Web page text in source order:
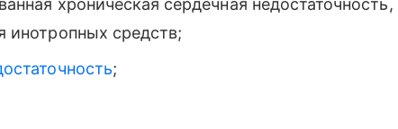
инотропных средств;
;